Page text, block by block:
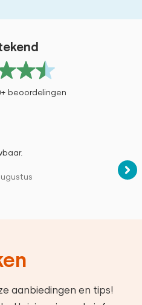
beoordelingen
aanbiedingen en tips!